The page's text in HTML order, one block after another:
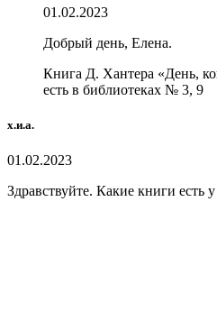
01.02.2023
Добрый день, Елена.
Книга Д. Хантера «День,
есть в библиотеках № 3, 9
х.и.а.
01.02.2023
Здравствуйте. Какие книги есть